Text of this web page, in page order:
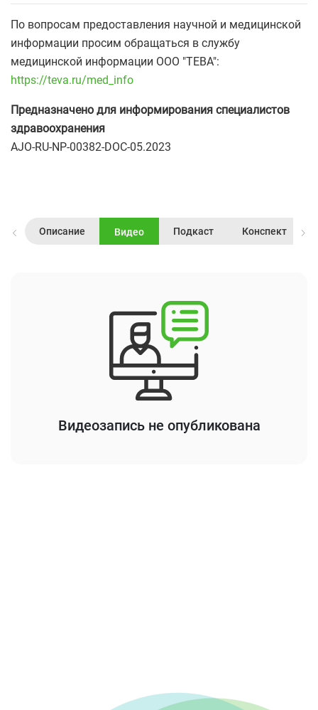
По вопросам предоставления научной и медицинской
информации просим обращаться в службу
медицинской информации ООО "ТЕВА":
https://teva.ru/med_info
Предназначено для информирования специалистов
здравоохранения
AJO-RU-NP-00382-DOC-05.2023
Описание Видео Подкаст Конспект
Видеозапись не опубликована